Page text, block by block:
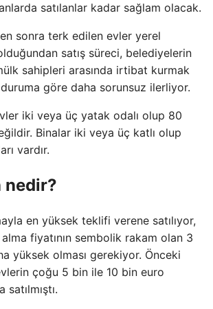
satılanlar kadar sağlam olacak.
sonra terk edilen evler yerel
satış süreci, belediyelerin
sahipleri arasında irtibat kurmak
göre daha sorunsuz ilerliyor.
iki veya üç yatak odalı olup 80
Binalar iki veya üç katlı olup
vardır.
nedir?
en yüksek teklifi verene satılıyor,
alma fiyatının sembolik rakam olan 3
yüksek olması gerekiyor. Önceki
çoğu 5 bin ile 10 bin euro